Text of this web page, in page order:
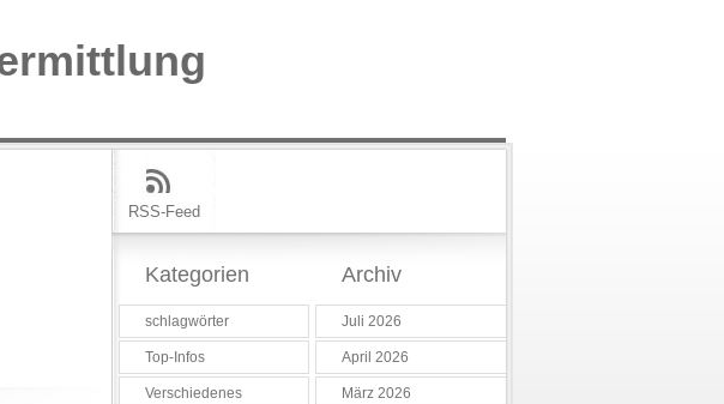
RSS-Feed
Kategorien
schlagwörter
Top-Infos
Verschiedenes
Archiv
Juli 2026
April 2026
März 2026